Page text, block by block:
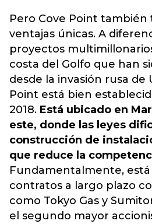
Pero Cove Point también
ventajas únicas. A
proyectos
costa del Golfo que han
desde la invasión rusa de
Point está bien
2018. Está ubicado en
este, donde las leyes
construcción de
que reduce la
Fundamentalmente,
contratos a largo plazo
como Tokyo Gas y
el segundo mayor